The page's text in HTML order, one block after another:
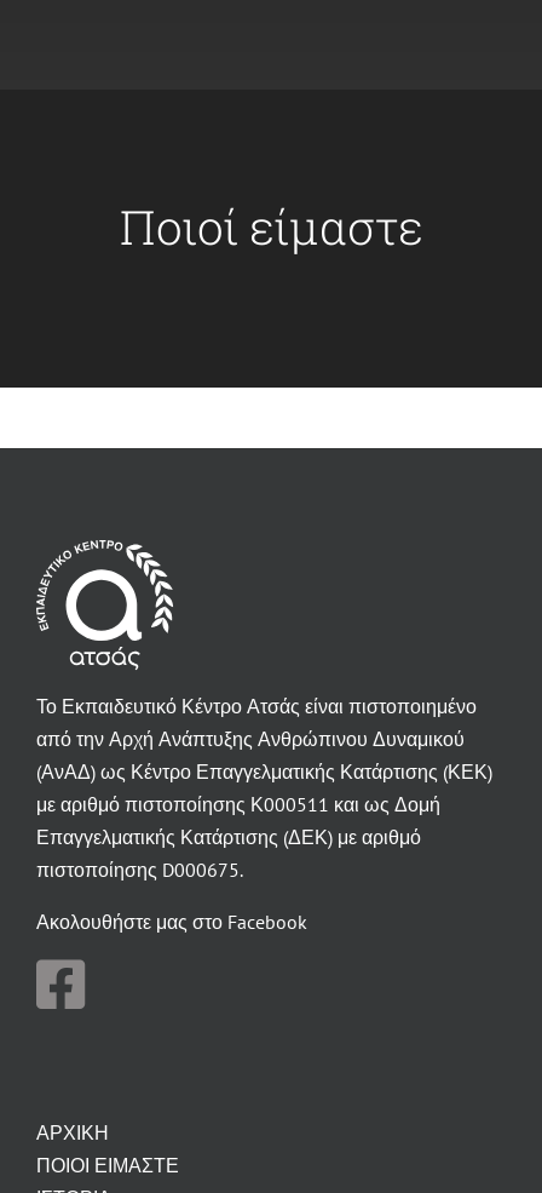
Ποιοί είμαστε
Το Εκπαιδευτικό Κέντρο Ατσάς είναι πιστοποιημένο
από την Αρχή Ανάπτυξης Ανθρώπινου Δυναμικού
(ΑνΑΔ) ως Κέντρο Επαγγελματικής Κατάρτισης (ΚΕΚ)
με αριθμό πιστοποίησης Κ000511 και ως Δομή
Επαγγελματικής Κατάρτισης (ΔΕΚ) με αριθμό
πιστοποίησης D000675.
Ακολουθήστε μας στο Facebook
ΑΡΧΙΚΗ
ΠΟΙΟΙ ΕΙΜΑΣΤΕ